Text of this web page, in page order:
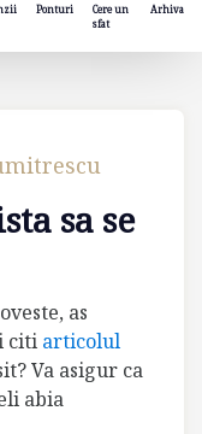
Ponturi
Cere un
sfat
Arhiva
sa se
as
citi articolul
Va asigur ca
abia